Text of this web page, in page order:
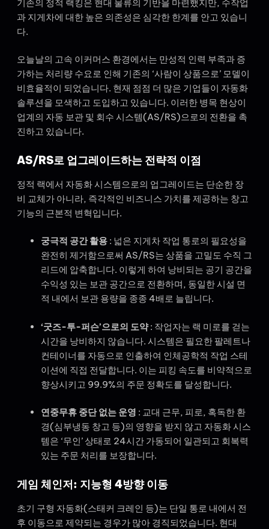
기존의 정적 랙킹은 현대 물류의 기반을 마련했지만, 수작업
과 지게차에 대한 높은 의존성은 심각한 한계를 안고 있습니
다.
오늘날의 고속 이커머스 환경에서는 만성적 인력 부족과 증
가하는 처리량 수요로 인해 기존의 ‘사람이 상품으로’ 모델이
비효율적이 되었습니다. 현재 점점 더 많은 기업들이 자동화
솔루션을 모색하고 도입하고 있습니다. 이러한 병목 현상이
업계의 자동 보관 및 회수 시스템(AS/RS)으로의 전환을 촉
진하고 있습니다.
AS/RS로 업그레이드하는 전략적 이점
정적 랙에서 자동화 시스템으로의 업그레이드는 단순한 장
비 교체가 아니라, 즉각적인 비즈니스 가치를 제공하는 창고
기능의 근본적 변혁입니다.
궁극적 공간 활용 : 넓은 지게차 작업 통로의 필요성을
완전히 제거함으로써 AS/RS는 상품을 고밀도 수직 그
리드에 압축합니다. 이렇게 하여 낭비되는 공기 공간을
수익성 있는 보관 공간으로 전환하며, 동일한 시설 면
적 내에서 보관 용량을 종종 4배로 늘립니다.
‘굿즈-투-퍼슨’으로의 도약: 작업자는 랙 미로를 걷는
시간을 낭비하지 않습니다. 시스템은 필요한 팔레트나
컨테이너를 자동으로 인출하여 인체공학적 작업 스테
이션에 직접 전달합니다. 이는 피킹 속도를 비약적으로
향상시키고 99.9%의 주문 정확도를 달성합니다.
연중무휴 중단 없는 운영 : 교대 근무, 피로, 혹독한 환
경(심부냉동 창고 등)의 영향을 받지 않고 자동화 시스
템은 ‘무인’ 상태로 24시간 가동되어 일관되고 회복력
있는 주문 처리를 보장합니다.
게임 체인저: 지능형 4방향 이동
초기 구형 자동화(스태커 크레인 등)는 단일 통로 내에서 전
후 이동으로 제약되는 경우가 많아 경직되었습니다. 현대